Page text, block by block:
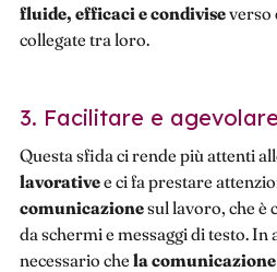
fluide, efficaci e condiviseverso
collegate tra loro.
3. Facilitare e
Questa sfida ci rende più attenti
lavorativee ci fa prestare
comunicazionesul lavoro, che è
da schermi e messaggi di testo. In
necessario che la comunicazione